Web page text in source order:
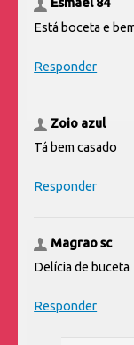
Esmael 84
Está boceta e
Responder
Zoio azul
Tá bem casado
Responder
Magrao sc
Delícia de buceta
Responder